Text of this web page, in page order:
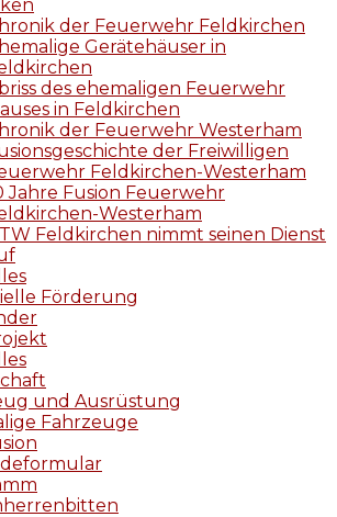
der Feuerwehr Feldkirchen
Gerätehäuser in
des ehemaligen Feuerwehr
in Feldkirchen
der Feuerwehr Westerham
der Freiwilligen
Feldkirchen-Westerham
Jahre Fusion Feuerwehr
Westerham
Feldkirchen nimmt seinen Dienst
Förderung
und Ausrüstung
Fahrzeuge